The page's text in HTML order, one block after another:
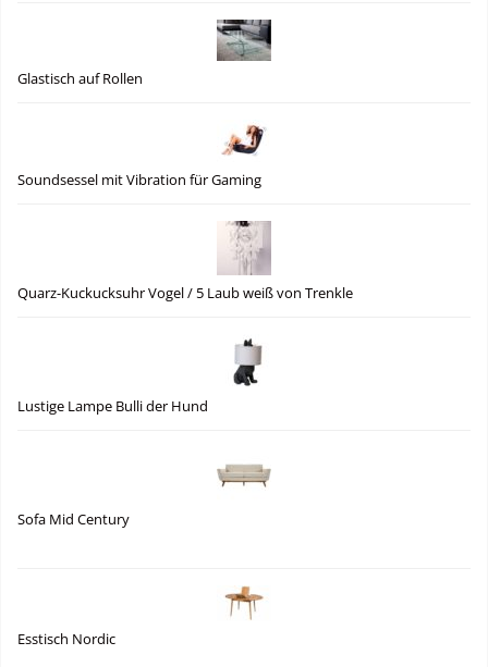
Glastisch auf Rollen
Soundsessel mit Vibration für Gaming
Quarz-Kuckucksuhr Vogel / 5 Laub weiß von Trenkle
Lustige Lampe Bulli der Hund
Sofa Mid Century
Esstisch Nordic